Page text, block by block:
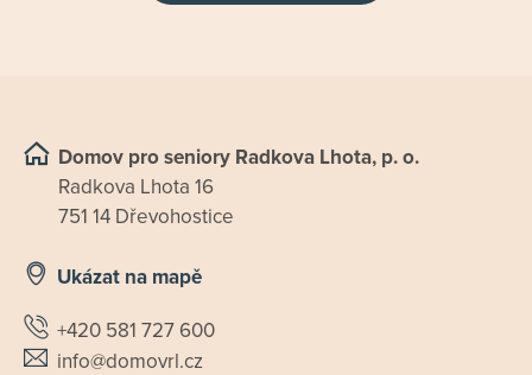
Domov pro seniory Radkova Lhota, p. o.
Radkova Lhota 16
751 14 Dřevohostice
Ukázat na mapě
+420 581 727 600
info@domovrl.cz